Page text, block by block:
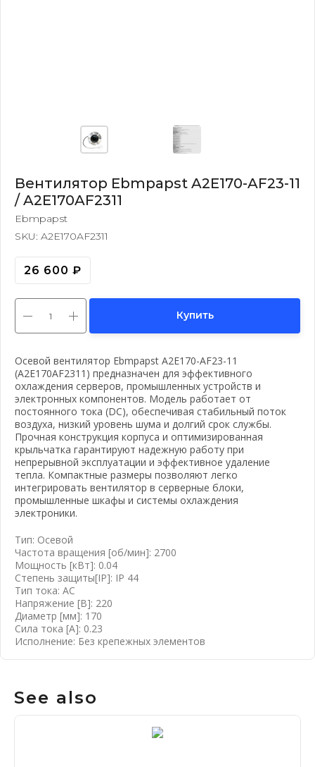
Вентилятор Ebmpapst A2E170-AF23-11
/ A2E170AF2311
Ebmpapst
SKU: A2E170AF2311
26 600 ₽
Купить
Осевой вентилятор Ebmpapst A2E170-AF23-11
(A2E170AF2311) предназначен для эффективного
охлаждения серверов, промышленных устройств и
электронных компонентов. Модель работает от
постоянного тока (DC), обеспечивая стабильный поток
воздуха, низкий уровень шума и долгий срок службы.
Прочная конструкция корпуса и оптимизированная
крыльчатка гарантируют надежную работу при
непрерывной эксплуатации и эффективное удаление
тепла. Компактные размеры позволяют легко
интегрировать вентилятор в серверные блоки,
промышленные шкафы и системы охлаждения
электроники.
Тип: Осевой
Частота вращения [об/мин]: 2700
Мощность [кВт]: 0.04
Степень защиты[IP]: IP 44
Тип тока: AC
Напряжение [B]: 220
Диаметр [мм]: 170
Сила тока [А]: 0.23
Исполнение: Без крепежных элементов
See also
почту